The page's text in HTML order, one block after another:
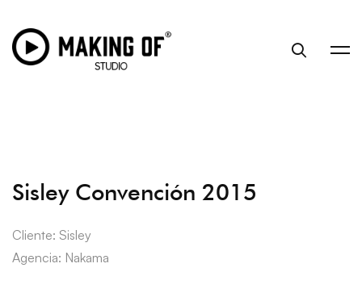
Sisley Convención 2015
Cliente: Sisley
Agencia: Nakama